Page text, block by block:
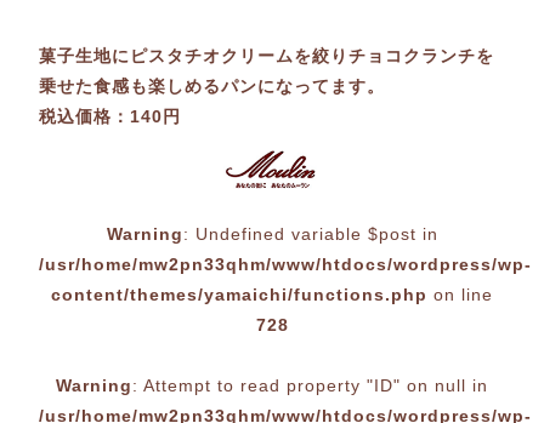
菓子生地にピスタチオクリームを絞りチョコクランチを
乗せた食感も楽しめるパンになってます。
税込価格：140円
Warning: Undefined variable $post in
/usr/home/mw2pn33qhm/www/htdocs/wordpress/wp-
content/themes/yamaichi/functions.php on line
728
Warning: Attempt to read property "ID" on null in
/usr/home/mw2pn33qhm/www/htdocs/wordpress/wp-